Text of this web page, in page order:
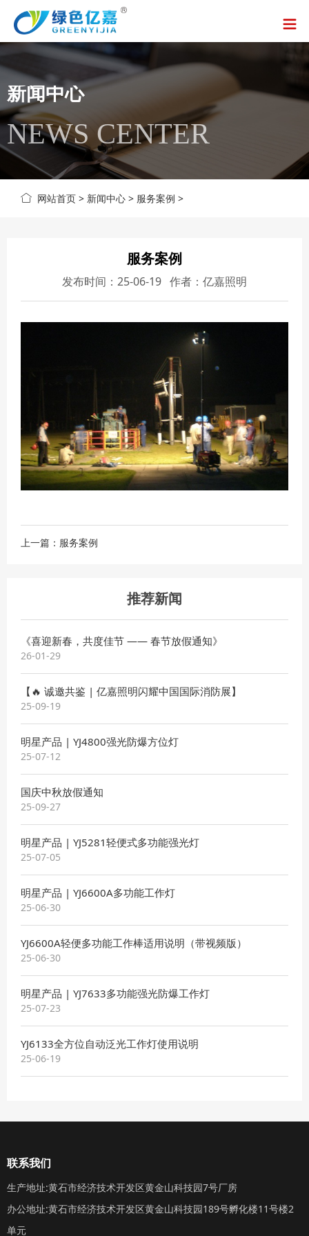
新闻中心
NEWS CENTER
网站首页 > 新闻中心 > 服务案例 >
服务案例
发布时间：25-06-19 作者：亿嘉照明
上一篇：服务案例
推荐新闻
《喜迎新春，共度佳节 —— 春节放假通知》
26-01-29
【🔥 诚邀共鉴 | 亿嘉照明闪耀中国国际消防展】
25-09-19
明星产品 | YJ4800强光防爆方位灯
25-07-12
国庆中秋放假通知
25-09-27
明星产品 | YJ5281轻便式多功能强光灯
25-07-05
明星产品 | YJ6600A多功能工作灯
25-06-30
YJ6600A轻便多功能工作棒适用说明（带视频版）
25-06-30
明星产品 | YJ7633多功能强光防爆工作灯
25-07-23
YJ6133全方位自动泛光工作灯使用说明
25-06-19
联系我们
生产地址:黄石市经济技术开发区黄金山科技园7号厂房
办公地址:黄石市经济技术开发区黄金山科技园189号孵化楼11号楼2
单元